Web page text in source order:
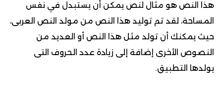
هذا النص هو مثال لنص يمكن أن يستبدل في نفس
المساحة، لقد تم توليد هذا النص من مولد النص العربى،
حيث يمكنك أن تولد مثل هذا النص أو العديد من
النصوص الأخرى إضافة إلى زيادة عدد الحروف التى
يولدها التطبيق.